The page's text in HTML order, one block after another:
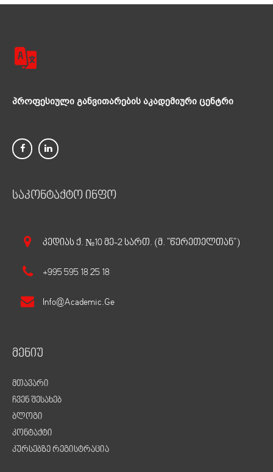
პროფესიული განვითარების აკადემიური ცენტრი
საკონტაქტო ინფო
Კედიას Ქ. №10 Მე-2 Სართ. (მ. "წერეთელთან")
+995 595 18 25 18
Info@academic.ge
მენიუ
მთავარი
ჩვენ შესახებ
ბლოგი
კონტაქტი
კურსებზე რეგისტრაცია